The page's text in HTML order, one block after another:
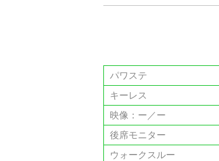
パワステ
キーレス
映像：ー／ー
後席モニター
ウォークスルー